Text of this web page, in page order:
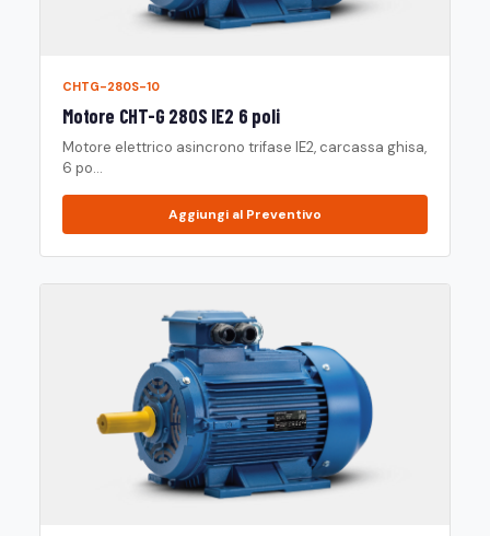
CHTG-280S-10
Motore CHT-G 280S IE2 6 poli
Motore elettrico asincrono trifase IE2, carcassa ghisa,
6 po...
Aggiungi al Preventivo